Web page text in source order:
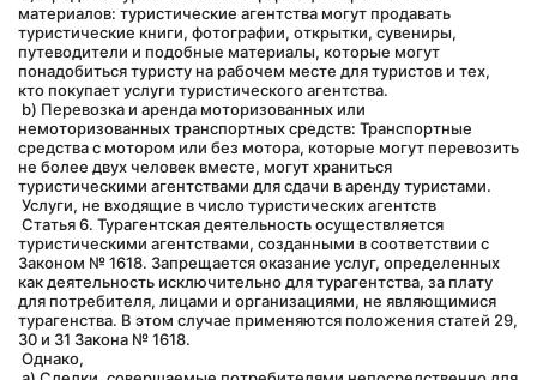
материалов: туристические агентства могут продавать
туристические книги, фотографии, открытки, сувениры,
путеводители и подобные материалы, которые могут
понадобиться туристу на рабочем месте для туристов и тех,
кто покупает услуги туристического агентства.
немоторизованных транспортных средств: Транспортные
средства с мотором или без мотора, которые могут перевозить
не более двух человек вместе, могут храниться
туристическими агентствами для сдачи в аренду туристами.
Услуги, не входящие в число туристических агентств
туристическими агентствами, созданными в соответствии с
Законом № 1618. Запрещается оказание услуг, определенных
как деятельность исключительно для турагентства, за плату
для потребителя, лицами и организациями, не являющимися
турагенства. В этом случае применяются положения статей 29,
30 и 31 Закона № 1618.
Однако,